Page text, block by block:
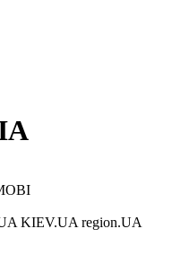
KIEV.UA region.UA